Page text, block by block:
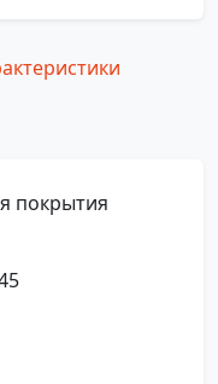
покрытия